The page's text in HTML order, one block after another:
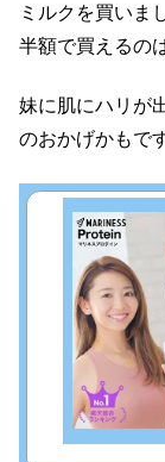
ミルクを買いま
半額で買えるの
妹に肌にハリが
のおかげかもで